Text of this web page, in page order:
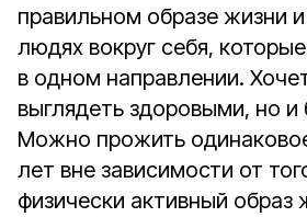
правильном образе жизни
людях вокруг себя,
в одном направлении.
выглядеть здоровыми, но и
Можно прожить
лет вне зависимости от
физически активный образ